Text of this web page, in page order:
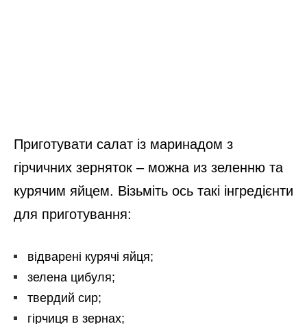
Приготувати салат із маринадом з
гірчичних зерняток – можна из зеленню та
курячим яйцем. Візьміть ось такі інгредієнти
для приготування:
відварені курячі яйця;
зелена цибуля;
твердий сир;
гірчиця в зернах;